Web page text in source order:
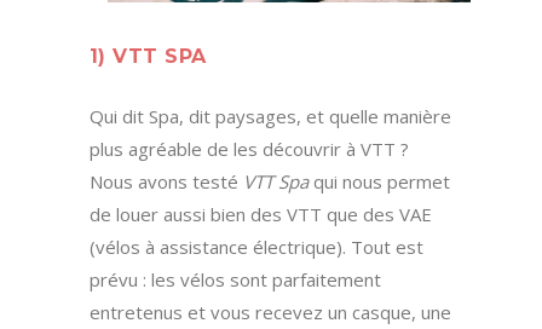
1) VTT SPA
Qui dit Spa, dit paysages, et quelle manière
plus agréable de les découvrir à VTT ?
Nous avons testé VTT Spaqui nous permet
de louer aussi bien des VTT que des VAE
(vélos à assistance électrique). Tout est
prévu : les vélos sont parfaitement
entretenus et vous recevez un casque, une